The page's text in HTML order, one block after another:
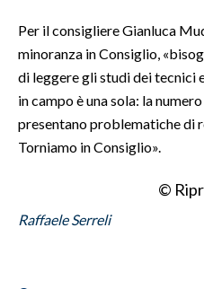
Per il consigliere Gianluca
minoranza in Consiglio,
di leggere gli studi dei tecnici
in campo è una sola: la
presentano problematiche di
Torniamo in Consiglio».
©
Raffaele Serreli